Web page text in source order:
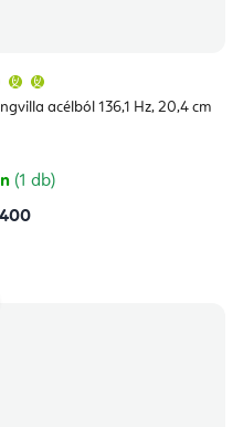
acélból 136,1 Hz, 20,4 cm
átlagos
értékelése
csillag.
(1 db)